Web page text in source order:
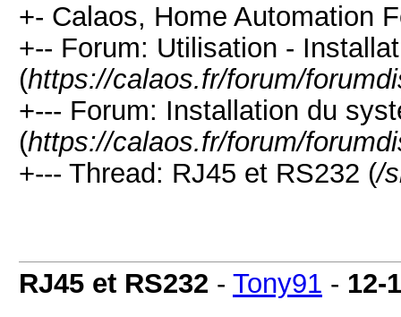
+- Calaos, Home Automation
+-- Forum: Utilisation -
(https://calaos.fr/forum/
+--- Forum: Installation du
(https://calaos.fr/forum/
+--- Thread: RJ45 et RS232 (/
RJ45 et RS232 - Tony91 - 12-